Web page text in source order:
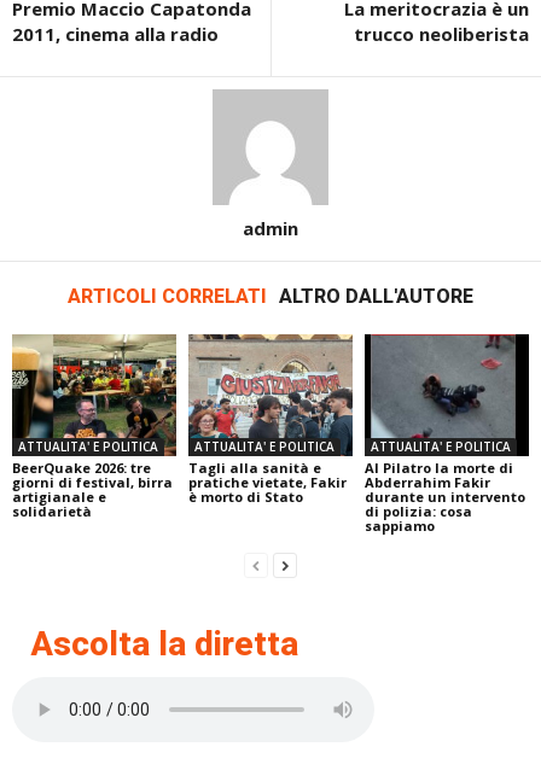
Premio Maccio Capatonda
2011, cinema alla radio
La meritocrazia è un
trucco neoliberista
admin
ARTICOLI CORRELATI ALTRO DALL'AUTORE
ATTUALITA' E POLITICA
BeerQuake 2026: tre
giorni di festival, birra
artigianale e
solidarietà
ATTUALITA' E POLITICA
Tagli alla sanità e
pratiche vietate, Fakir
è morto di Stato
ATTUALITA' E POLITICA
Al Pilatro la morte di
Abderrahim Fakir
durante un intervento
di polizia: cosa
sappiamo
Ascolta la diretta